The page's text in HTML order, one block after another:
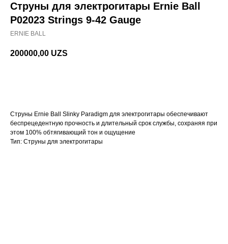
Струны для электрогитары Ernie Ball
P02023 Strings 9-42 Gauge
ERNIE BALL
200000,00 UZS
Струны Ernie Ball Slinky Paradigm для электрогитары обеспечивают
беспрецедентную прочность и длительный срок службы, сохраняя при
этом 100% обтягивающий тон и ощущение
Тип: Струны для электрогитары